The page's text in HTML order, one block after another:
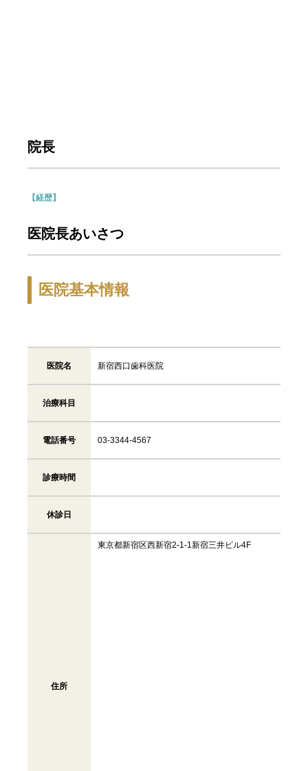
院長
【経歴】
医院長あいさつ
医院基本情報
医院名 新宿西口歯科医院
治療科目
電話番号 03-3344-4567
診療時間
休診日
住所
東京都新宿区西新宿2-1-1新宿三井ビル4F